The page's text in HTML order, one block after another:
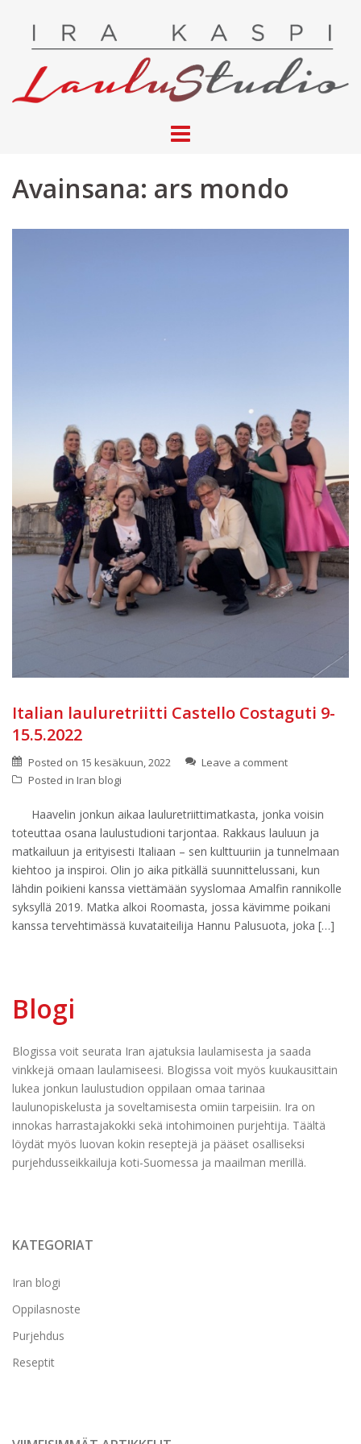
content
Avainsana: ars mondo
Italian lauluretriitti Castello Costaguti 9-
15.5.2022
Posted on 15 kesäkuun, 2022
Leave a comment
Posted in Iran blogi
Haavelin jonkun aikaa lauluretriittimatkasta, jonka voisin
toteuttaa osana laulustudioni tarjontaa. Rakkaus lauluun ja
matkailuun ja erityisesti Italiaan – sen kulttuuriin ja tunnelmaan
kiehtoo ja inspiroi. Olin jo aika pitkällä suunnittelussani, kun
lähdin poikieni kanssa viettämään syyslomaa Amalfin rannikolle
syksyllä 2019. Matka alkoi Roomasta, jossa kävimme poikani
kanssa tervehtimässä kuvataiteilija Hannu Palusuota, joka […]
Blogi
Blogissa voit seurata Iran ajatuksia laulamisesta ja saada
vinkkejä omaan laulamiseesi. Blogissa voit myös kuukausittain
lukea jonkun laulustudion oppilaan omaa tarinaa
laulunopiskelusta ja soveltamisesta omiin tarpeisiin. Ira on
innokas harrastajakokki sekä intohimoinen purjehtija. Täältä
löydät myös luovan kokin reseptejä ja pääset osalliseksi
purjehdusseikkailuja koti-Suomessa ja maailman merillä.
KATEGORIAT
Iran blogi
Oppilasnoste
Purjehdus
Reseptit